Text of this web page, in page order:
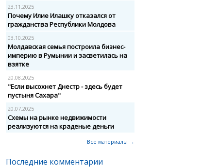
23.11.2025
Почему Илие Илашку отказался от
гражданства Республики Молдова
03.10.2025
Молдавская семья построила бизнес-
империю в Румынии и засветилась на
взятке
20.08.2025
"Если высохнет Днестр - здесь будет
пустыня Сахара"
20.07.2025
Схемы на рынке недвижимости
реализуются на краденые деньги
Все материалы →
Последние комментарии